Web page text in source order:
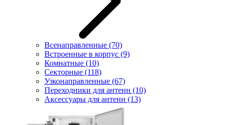
Всенаправленные (70)
Встроенные в корпус (9)
Комнатные (10)
Секторные (118)
Узконаправленные (67)
Переходники для антенн (10)
Аксессуары для антенн (13)